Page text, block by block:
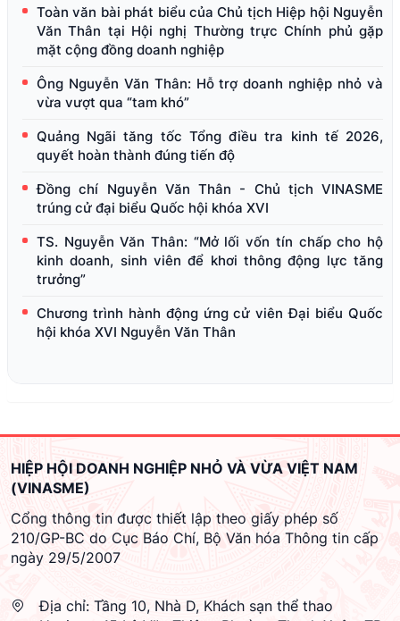
Toàn văn bài phát biểu của Chủ tịch Hiệp hội Nguyễn
Văn Thân tại Hội nghị Thường trực Chính phủ gặp
mặt cộng đồng doanh nghiệp
Ông Nguyễn Văn Thân: Hỗ trợ doanh nghiệp nhỏ và
vừa vượt qua “tam khó”
Quảng Ngãi tăng tốc Tổng điều tra kinh tế 2026,
quyết hoàn thành đúng tiến độ
Đồng chí Nguyễn Văn Thân - Chủ tịch VINASME
trúng cử đại biểu Quốc hội khóa XVI
TS. Nguyễn Văn Thân: “Mở lối vốn tín chấp cho hộ
kinh doanh, sinh viên để khơi thông động lực tăng
trưởng”
Chương trình hành động ứng cử viên Đại biểu Quốc
hội khóa XVI Nguyễn Văn Thân
HIỆP HỘI DOANH NGHIỆP NHỎ VÀ VỪA VIỆT NAM
(VINASME)
Cổng thông tin được thiết lập theo giấy phép số
210/GP-BC do Cục Báo Chí, Bộ Văn hóa Thông tin cấp
ngày 29/5/2007
Địa chỉ: Tầng 10, Nhà D, Khách sạn thể thao